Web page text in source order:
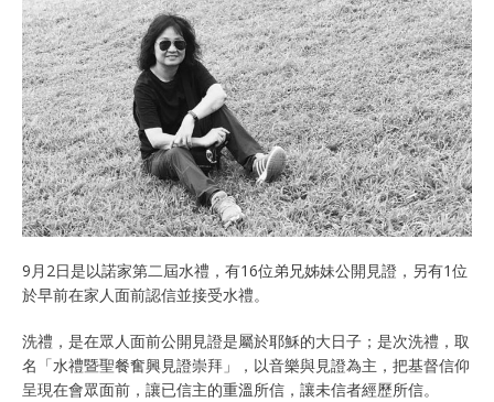
9月2日是以諾家第二屆水禮，有16位弟兄姊妹公開見證，另有1位
於早前在家人面前認信並接受水禮。
洗禮，是在眾人面前公開見證是屬於耶穌的大日子；是次洗禮，取
名「水禮暨聖餐奮興見證崇拜」，以音樂與見證為主，把基督信仰
呈現在會眾面前，讓已信主的重溫所信，讓未信者經歷所信。